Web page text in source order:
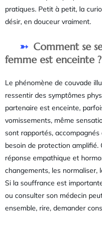
pratiques. Petit à petit, la
désir, en douceur vraiment.
Comment se
femme est enceinte ?
Le phénomène de couvade
ressentir des symptômes
partenaire est enceinte,
vomissements, même
sont rapportés, accompagnés
besoin de protection amplifié.
réponse empathique et
changements, les normaliser,
Si la souffrance est
ou consulter son médecin
ensemble, rire, demander